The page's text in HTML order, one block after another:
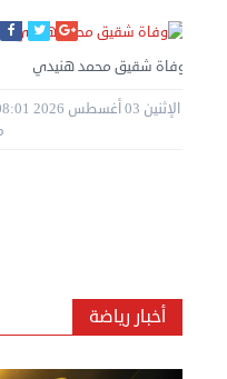
وفاة شقيق محمد هنيدي
الإثنين 03 أغسطس
أخبار رياضة